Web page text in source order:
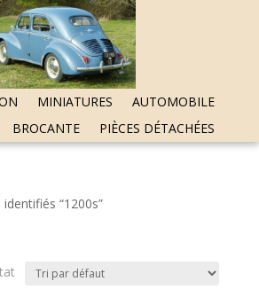
MINIATURES
AUTOMOBILE
BROCANTE PIÈCES DÉTACHÉES
“1200s”